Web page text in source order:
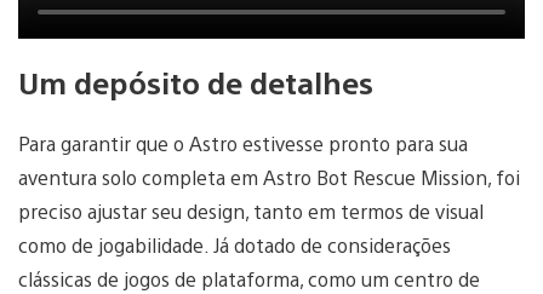
Um depósito de detalhes
Para garantir que o Astro estivesse pronto para sua
aventura solo completa em Astro Bot Rescue Mission, foi
preciso ajustar seu design, tanto em termos de visual
como de jogabilidade. Já dotado de considerações
clássicas de jogos de plataforma, como um centro de